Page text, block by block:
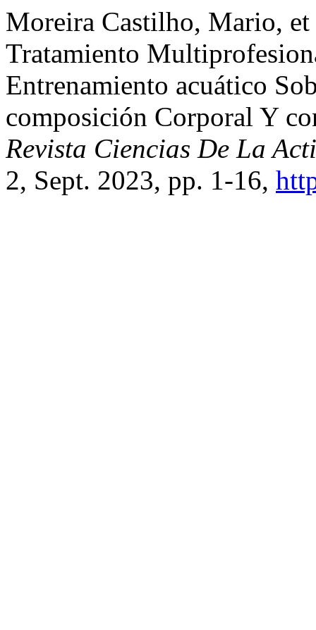
Moreira Castilho, Mario, et
Tratamiento
Entrenamiento acuático
composición Corporal Y
Revista Ciencias De La
2, Sept. 2023, pp. 1-16,